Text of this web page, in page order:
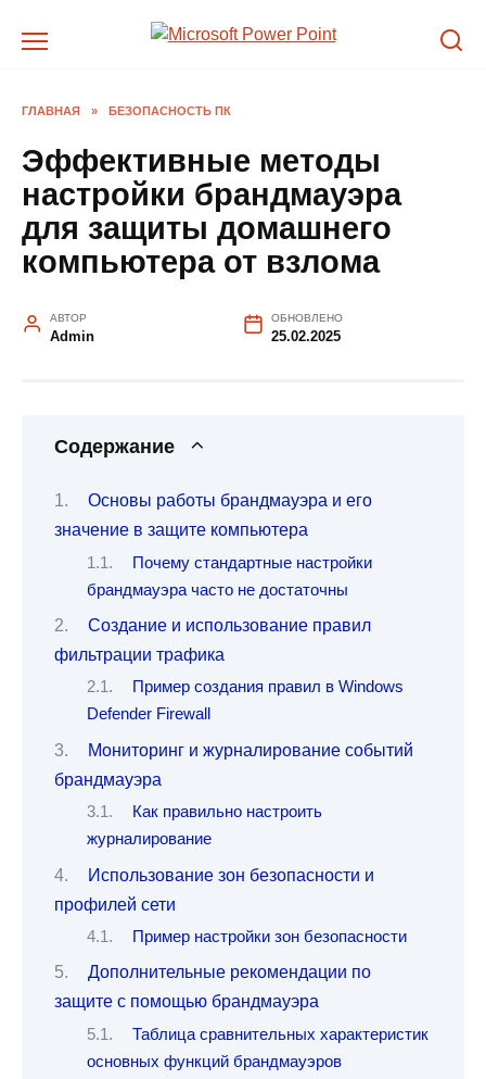
ГЛАВНАЯ » БЕЗОПАСНОСТЬ ПК
Эффективные методы
настройки брандмауэра
для защиты домашнего
компьютера от взлома
АВТОР
Admin
ОБНОВЛЕНО
25.02.2025
Содержание
Основы работы брандмауэра и его
значение в защите компьютера
Почему стандартные настройки
брандмауэра часто не достаточны
Создание и использование правил
фильтрации трафика
Пример создания правил в Windows
Defender Firewall
Мониторинг и журналирование событий
брандмауэра
Как правильно настроить
журналирование
Использование зон безопасности и
профилей сети
Пример настройки зон безопасности
Дополнительные рекомендации по
защите с помощью брандмауэра
Таблица сравнительных характеристик
основных функций брандмауэров